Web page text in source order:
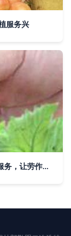
服务兴
丰收季必备！轻松采摘神器与一站式种植服务，让劳作变享受